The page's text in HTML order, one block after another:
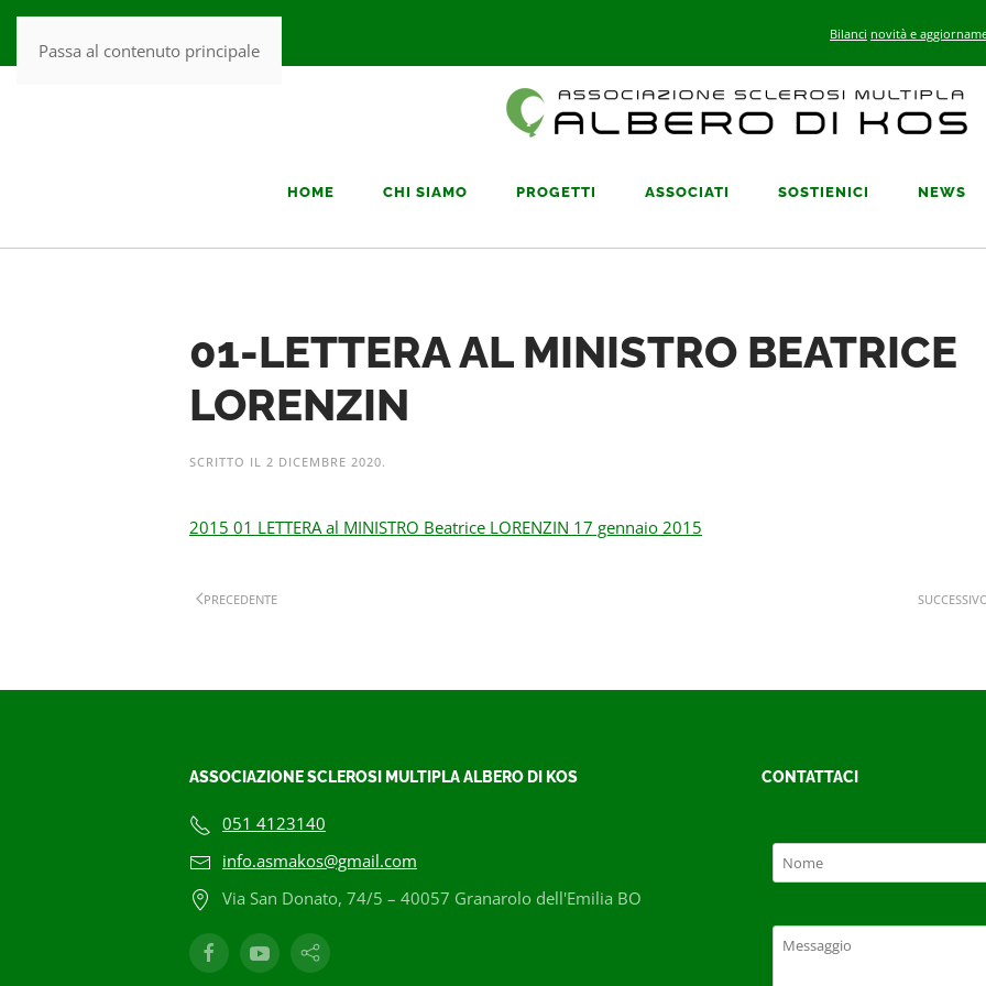
Passa al contenuto principale
Bilanci novità e
HOME CHI SIAMO PROGETTI ASSOCIATI SOSTIENICI NEWS
01-LETTERA AL MINISTRO BEATRICE
LORENZIN
SCRITTO IL 2 DICEMBRE 2020.
2015 01 LETTERA al MINISTRO Beatrice LORENZIN 17 gennaio 2015
PRECEDENTE
ASSOCIAZIONE SCLEROSI MULTIPLA ALBERO DI KOS
051 4123140
info.asmakos@gmail.com
Via San Donato, 74/5 – 40057 Granarolo dell'Emilia BO
CONTATTACI